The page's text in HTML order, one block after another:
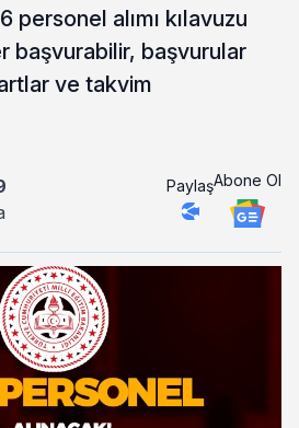
personel alımı kılavuzu
başvurabilir, başvurular
ve takvim
PaylaşAbone Ol